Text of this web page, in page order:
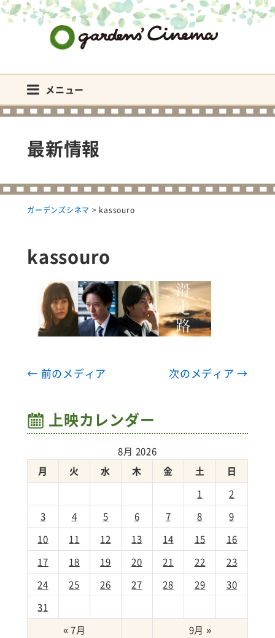
メニュー
最新情報
ガーデンズシネマ > kassouro
kassouro
← 前のメディア 次のメディア →
上映カレンダー
8月 2026
月
火 水 木 金 土
日
1
2
3
4 5 6 7 8
9
10
11 12 13 14 15
16
17
18 19 20 21 22
23
24
25 26 27 28 29
30
31
« 7月
9月 »